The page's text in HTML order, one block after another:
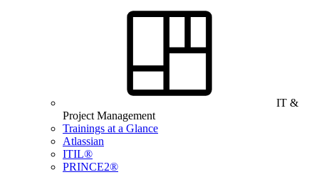
IT &
Project Management
Trainings at a Glance
Atlassian
ITIL®
PRINCE2®